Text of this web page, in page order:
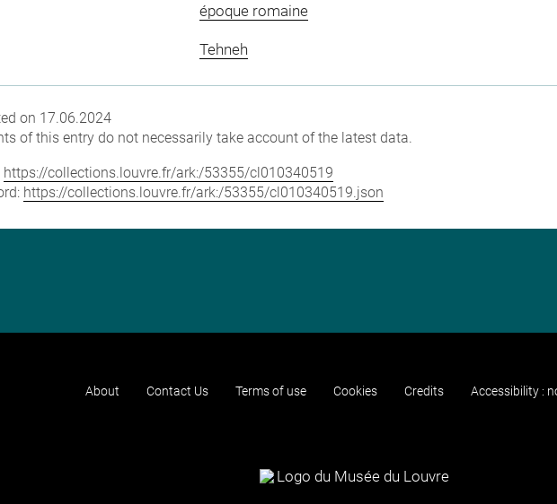
époque romaine
Tehneh
on 17.06.2024
of this entry do not necessarily take account of the latest data.
https://collections.louvre.fr/ark:/53355/cl010340519
https://collections.louvre.fr/ark:/53355/cl010340519.json
About Contact Us Terms of use Cookies Credits Accessibility :